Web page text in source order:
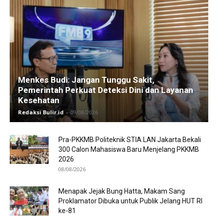
Menkes Budi: Jangan Tunggu Sakit,
Pemerintah Perkuat Deteksi Dini dan Layanan
Kesehatan
Redaksi Bulir.id - 09/08/2026
Pra-PKKMB Politeknik STIA LAN Jakarta Bekali
300 Calon Mahasiswa Baru Menjelang PKKMB
2026
08/08/2026
Menapak Jejak Bung Hatta, Makam Sang
Proklamator Dibuka untuk Publik Jelang HUT RI
ke-81